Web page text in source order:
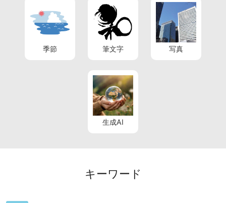
季節 筆文字 写真
生成AI
キーワード